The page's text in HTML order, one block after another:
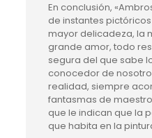
En conclusión,
de instantes
mayor delicadeza, la
grande amor, todo
segura del que sabe
conocedor de
realidad, siempre
fantasmas de
que le indican que la
que habita en la